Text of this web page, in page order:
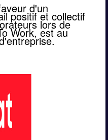
d'un
positif et collectif
lors de
Work, est au